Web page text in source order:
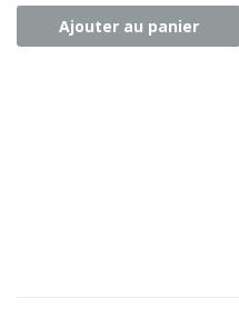
Ajouter au panier